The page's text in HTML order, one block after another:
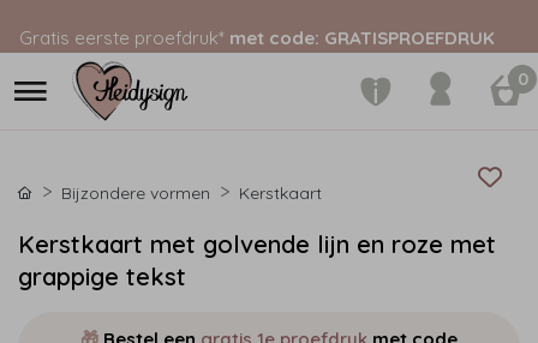
Gratis eerste proefdruk* met code: GRATISPROEFDRUK
0
Bijzondere vormen Kerstkaart
Kerstkaart met golvende lijn en roze met
grappige tekst